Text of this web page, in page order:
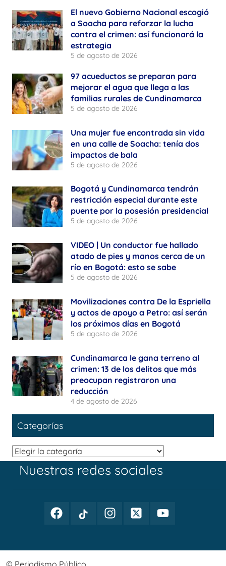
El nuevo Gobierno Nacional escogió
a Soacha para reforzar la lucha
contra el crimen: así funcionará la
estrategia
5 de agosto de 2026
97 acueductos se preparan para
mejorar el agua que llega a las
familias rurales de Cundinamarca
5 de agosto de 2026
Una mujer fue encontrada sin vida
en una calle de Soacha: tenía dos
impactos de bala
5 de agosto de 2026
Bogotá y Cundinamarca tendrán
restricción especial durante este
puente por la posesión presidencial
5 de agosto de 2026
VIDEO | Un conductor fue hallado
atado de pies y manos cerca de un
río en Bogotá: esto se sabe
5 de agosto de 2026
Movilizaciones contra De la Espriella
y actos de apoyo a Petro: así serán
los próximos días en Bogotá
5 de agosto de 2026
Cundinamarca le gana terreno al
crimen: 13 de los delitos que más
preocupan registraron una
reducción
4 de agosto de 2026
Categorías
Categorías
Nuestras redes sociales
FacebookTikTok
InstagramTwitterYoutube
© Periodismo Público